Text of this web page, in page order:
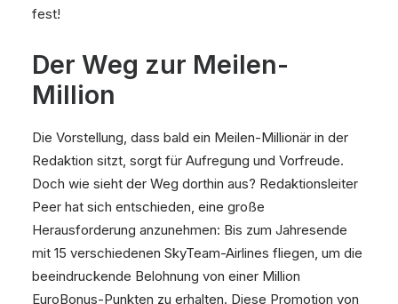
fest!
Der Weg zur Meilen-
Million
Die Vorstellung, dass bald ein Meilen-Millionär in der
Redaktion sitzt, sorgt für Aufregung und Vorfreude.
Doch wie sieht der Weg dorthin aus? Redaktionsleiter
Peer hat sich entschieden, eine große
Herausforderung anzunehmen: Bis zum Jahresende
mit 15 verschiedenen SkyTeam-Airlines fliegen, um die
beeindruckende Belohnung von einer Million
EuroBonus-Punkten zu erhalten. Diese Promotion von